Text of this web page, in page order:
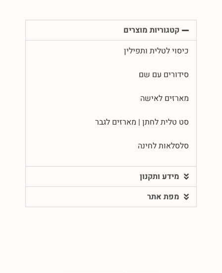
קטגוריות מוצרים
כיסוי לטלית ותפילין
סידורים עם שם
מארזים לאישה
סט טלית לחתן | מארזים לגבר
סלסלאות לחינה
מידע ותקנון
מפת אתר